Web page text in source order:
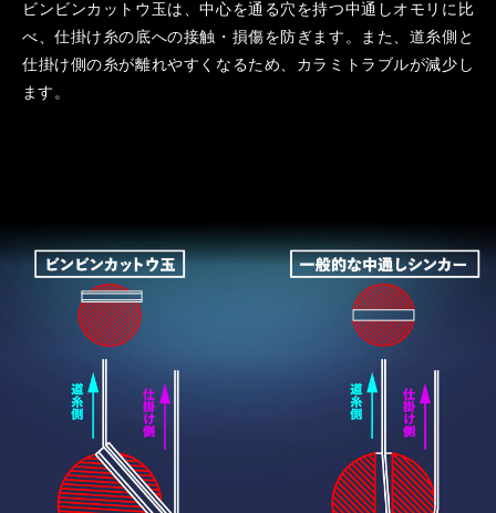
ビンビンカットウ玉は、中心を通る穴を持つ中通しオモリに比
べ、仕掛け糸の底への接触・損傷を防ぎます。また、道糸側と
仕掛け側の糸が離れやすくなるため、カラミトラブルが減少し
ます。